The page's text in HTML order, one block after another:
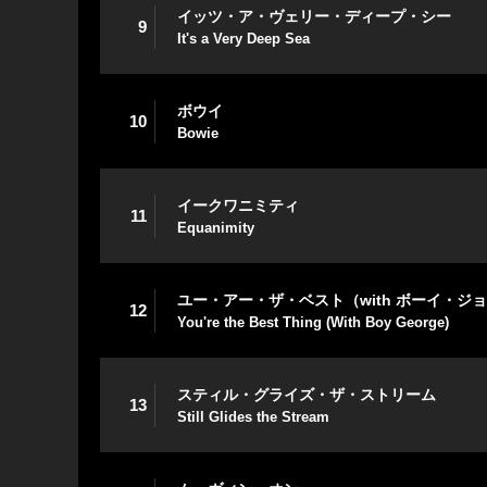
9
イッツ・ア・ヴェリー・ディープ・シー
It's a Very Deep Sea
10
ボウイ
Bowie
11
イークワニミティ
Equanimity
12
ユー・アー・ザ・ベスト（with ボーイ・ジ
You're the Best Thing (With Boy George)
13
スティル・グライズ・ザ・ストリーム
Still Glides the Stream